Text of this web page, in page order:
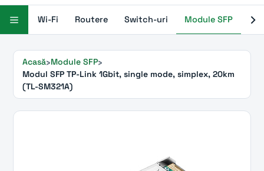
Wi-Fi Routere Switch-uri Module SFP
Acasă Module SFP
Modul SFP TP-Link 1Gbit, single mode, simplex, 20km
(TL-SM321A)